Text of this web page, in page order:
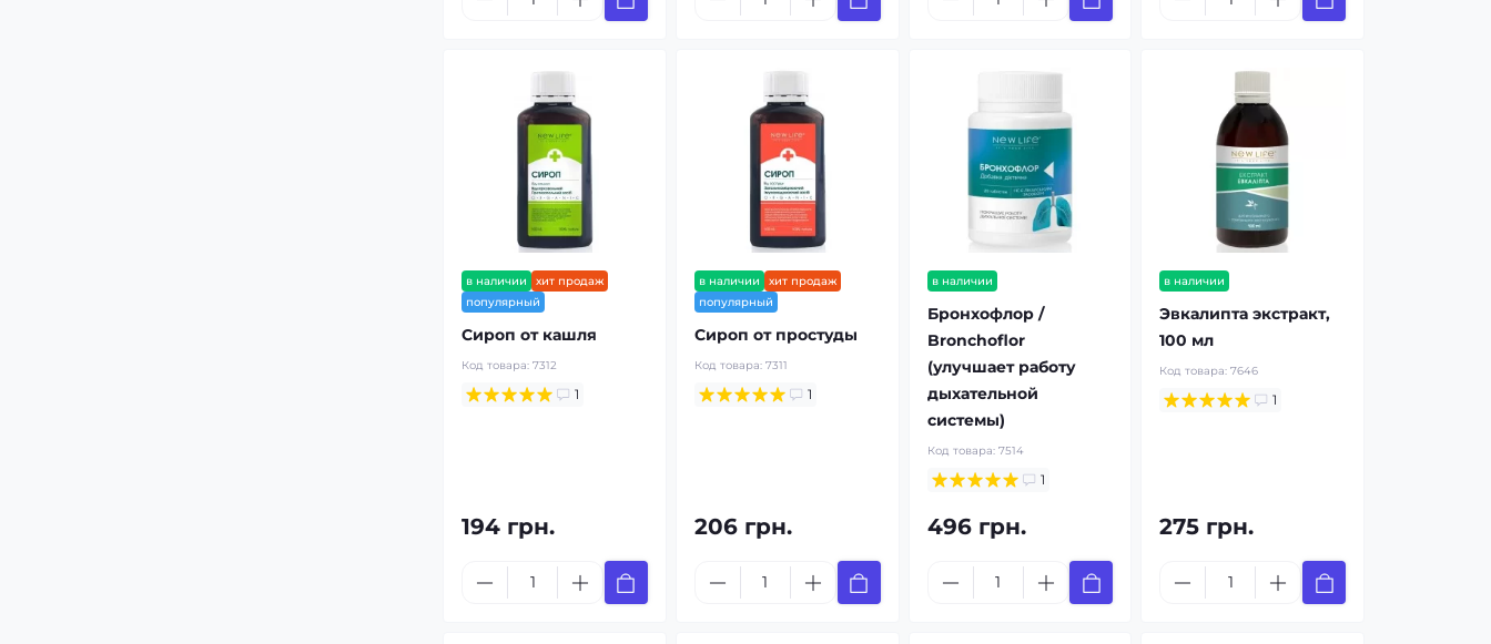
в наличии
хит продаж
популярный
Сироп от кашля
Код товара: 7312
1
194 грн.
в наличии
хит продаж
популярный
Сироп от простуды
Код товара: 7311
1
206 грн.
в наличии
Бронхофлор /
Bronchoflor
(улучшает работу
дыхательной
системы)
Код товара: 7514
1
496 грн.
в наличии
Эвкалипта экстракт,
100 мл
Код товара:7646
1
275 грн.